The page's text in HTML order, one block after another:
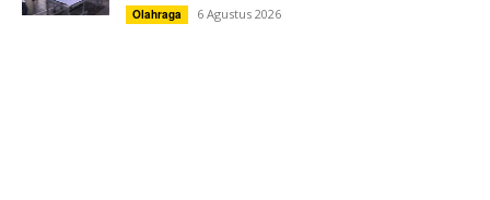
Olahraga 6 Agustus 2026